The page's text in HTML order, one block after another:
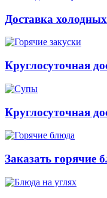
Доставка
Круглосуточная
Круглосуточная
Заказать горячие